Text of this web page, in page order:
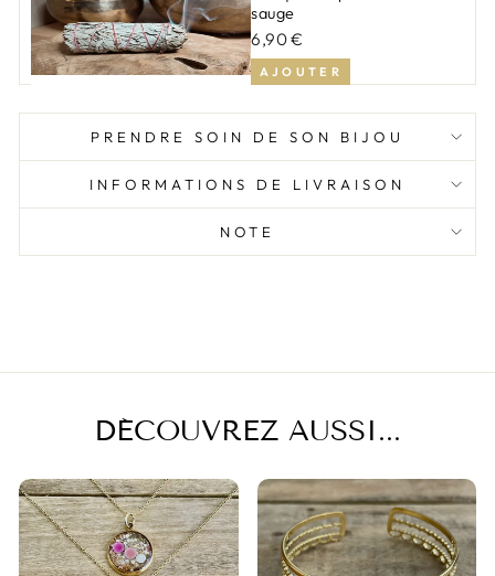
sauge
6,90 €
AJOUTER
PRENDRE SOIN DE SON BIJOU
INFORMATIONS DE LIVRAISON
NOTE
DÉCOUVREZ AUSSI...